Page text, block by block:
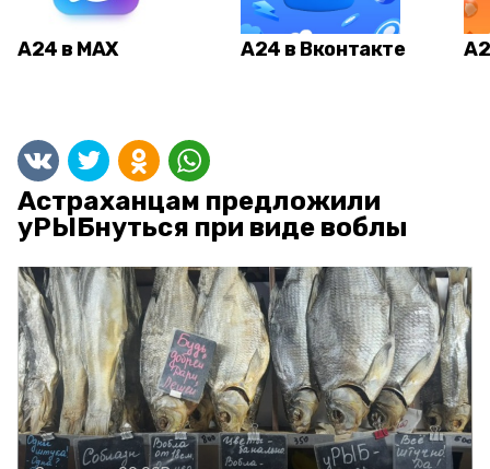
А24 в MAX А24 в Вконтакте
Астраханцам предложили
уРЫБнуться при виде воблы